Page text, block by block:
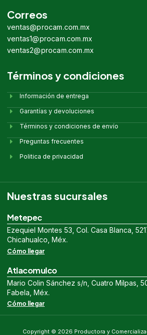
Correos
ventas@procam.com.mx
ventas1@procam.com.mx
ventas2@procam.com.mx
Términos y condiciones
Información de entrega
Garantías y devoluciones
Términos y condiciones de envío
Preguntas frecuentes
Politica de privacidad
Nuestras sucursales
Metepec
Ezequiel Montes 53, Col. Casa Blanca,
Chicahualco, Méx.
Cómo llegar
Atlacomulco
Mario Colin Sánchez s/n, Cuatro Milpas,
Fabela, Méx.
Cómo llegar
Copyright © 2026 Productora y